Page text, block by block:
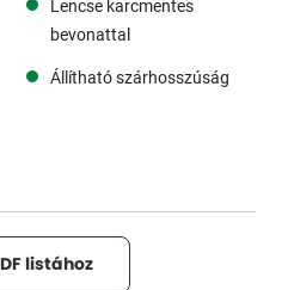
Lencse karcmentes
bevonattal
Állítható szárhosszúság
listához